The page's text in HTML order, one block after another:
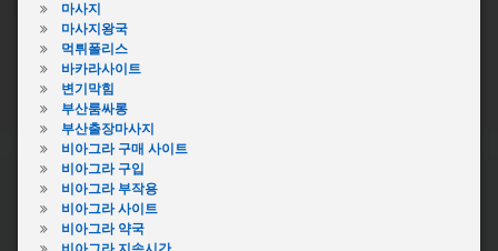
마사지
마사지왕국
먹튀폴리스
바카라사이트
변기막힘
부산룸싸롱
부산출장마사지
비아그라 구매 사이트
비아그라 구입
비아그라 부작용
비아그라 사이트
비아그라 약국